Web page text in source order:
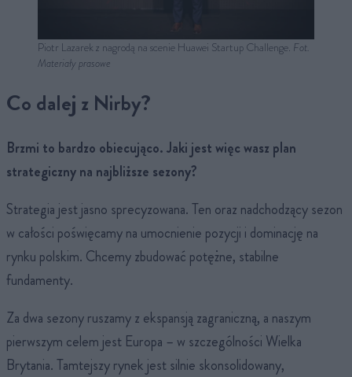
Piotr Lazarek z nagrodą na scenie Huawei Startup Challenge. Fot.
Materiały prasowe
Co dalej z Nirby?
Brzmi to bardzo obiecująco. Jaki jest więc wasz plan
strategiczny na najbliższe sezony?
Strategia jest jasno sprecyzowana. Ten oraz nadchodzący sezon
w całości poświęcamy na umocnienie pozycji i dominację na
rynku polskim. Chcemy zbudować potężne, stabilne
fundamenty.
Za dwa sezony ruszamy z ekspansją zagraniczną, a naszym
pierwszym celem jest Europa – w szczególności Wielka
Brytania. Tamtejszy rynek jest silnie skonsolidowany,